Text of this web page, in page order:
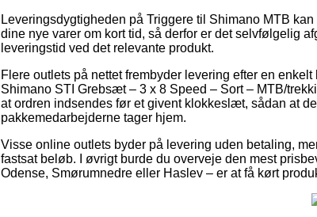
Leveringsdygtigheden på Triggere til Shimano MTB
dine nye varer om kort tid, så derfor er det selvfølgelig
leveringstid ved det relevante produkt.
Flere outlets på nettet frembyder levering efter en
Shimano STI Grebsæt – 3 x 8 Speed – Sort – MTB/
at ordren indsendes før et givent klokkeslæt, sådan at
pakkemedarbejderne tager hjem.
Visse online outlets byder på levering uden betaling,
fastsat beløb. I øvrigt burde du overveje den mest
Odense, Smørumnedre eller Haslev – er at få kørt